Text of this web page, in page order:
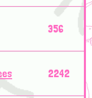
356
2242